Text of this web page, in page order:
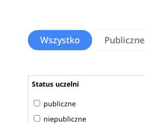
Wszystko Publiczne
Status uczelni
publiczne
niepubliczne